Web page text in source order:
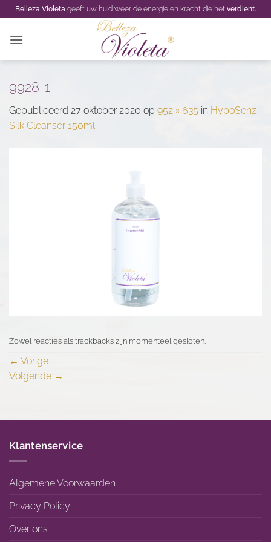
naar
inhoud
Belleza Violeta geeft uw huid weer de energie en kracht die het verdient.
9928-1
Gepubliceerd 27 oktober 2020 op 952 × 635 in HypoSenz
Silk Cleanser 150ml
Zowel reacties als trackbacks zijn momenteel gesloten.
← Vorige
Volgende →
Klantenservice
Algemene Voorwaarden
Privacy Policy
Over ons